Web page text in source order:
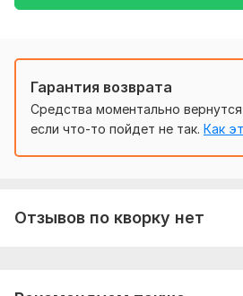
тестирование для подтверждения
Нужно для заказа:
Для того, чтобы произвести
Яндекс Директ на новый, мне
двух аккаунтов. Если новый
Фриланс услуга включает:
Настройка таргетинга
Гарантия возврата
Средства моментально вернутся
если что-то пойдет не так. Как
Отзывов по кворку нет